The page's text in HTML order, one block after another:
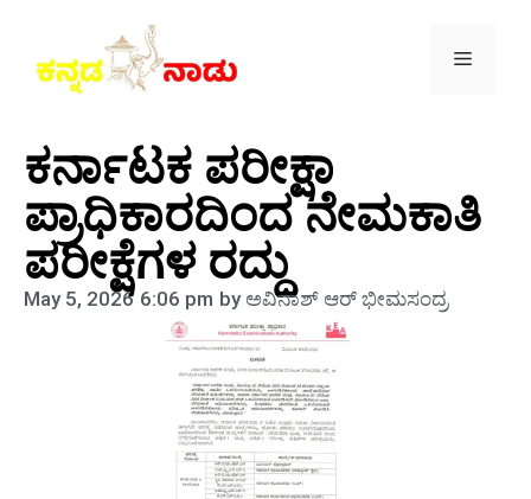
ಕರ್ನಾಟಕ ಪರೀಕ್ಷಾ
ಪ್ರಾಧಿಕಾರದಿಂದ ನೇಮಕಾತಿ
ಪರೀಕ್ಷೆಗಳ ರದ್ದು
May 5, 2026 6:06 pm byಅವಿನಾಶ್‌ ಆರ್‌ ಭೀಮಸಂದ್ರ